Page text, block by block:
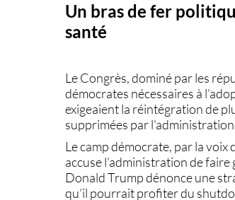
Un bras de fer
santé
LeCongrès, dominé par les
démocrates nécessaires à
exigeaientla réintégration de
supprimées par
Le camp démocrate, par la voix
accuse l’administration defaire
Donald Trump dénonce une
qu’il pourraitprofiter du